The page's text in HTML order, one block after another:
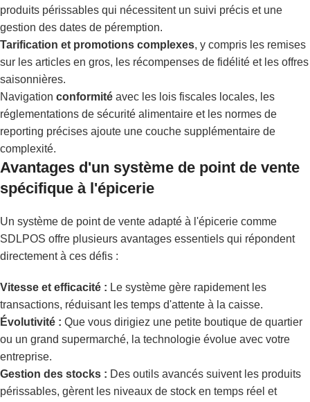
produits périssables qui nécessitent un suivi précis et une
gestion des dates de péremption.
Tarification et promotions complexes, y compris les remises
sur les articles en gros, les récompenses de fidélité et les offres
saisonnières.
Navigation conformité avec les lois fiscales locales, les
réglementations de sécurité alimentaire et les normes de
reporting précises ajoute une couche supplémentaire de
complexité.
Avantages d'un système de point de vente
spécifique à l'épicerie
Un système de point de vente adapté à l'épicerie comme
SDLPOS offre plusieurs avantages essentiels qui répondent
directement à ces défis :
Vitesse et efficacité : Le système gère rapidement les
transactions, réduisant les temps d'attente à la caisse.
Évolutivité : Que vous dirigiez une petite boutique de quartier
ou un grand supermarché, la technologie évolue avec votre
entreprise.
Gestion des stocks : Des outils avancés suivent les produits
périssables, gèrent les niveaux de stock en temps réel et